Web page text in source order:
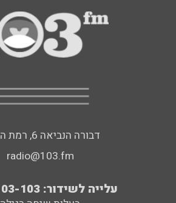
דבורה הנביאה 6, רמת השרון
radio@103.fm
עלייה לשידור: 0552-103-103